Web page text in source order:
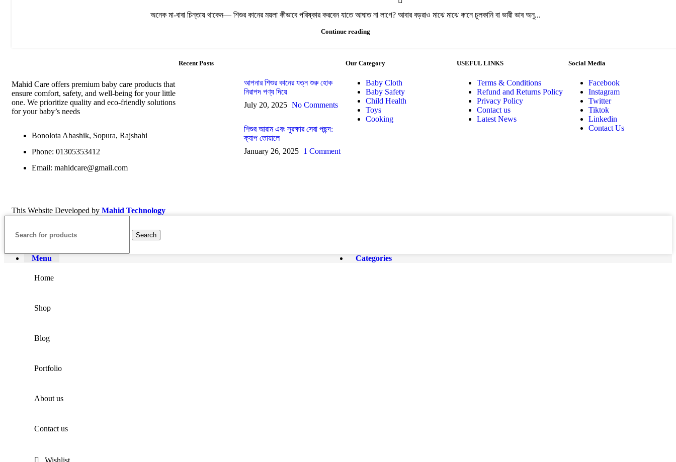
অনেক মা-বাবা চিন্তায় থাকেন— শিশুর কানের ময়লা কীভাবে পরিষ্কার করবেন যাতে আঘাত না লাগে? আবার বড়রাও মাঝে মাঝে কানে চুলকানি বা ভারী ভাব অনু...
Continue reading
Mahid Care offers premium baby care products that
ensure comfort, safety, and well-being for your little
one. We prioritize quality and eco-friendly solutions
for your baby’s needs
Bonolota Abashik, Sopura, Rajshahi
Phone: 01305353412
Email: mahidcare@gmail.com
Recent Posts
আপনার শিশুর কানের যত্ন শুরু হোক
নিরাপদ পণ্য দিয়ে
July 20, 2025 No Comments
শিশুর আরাম এবং সুরক্ষার সেরা পছন্দ:
ক্যাপ তোয়ালে
January 26, 2025 1 Comment
Our Category
Baby Cloth
Baby Safety
Child Health
Toys
Cooking
USEFUL LINKS
Terms & Conditions
Refund and Returns Policy
Privacy Policy
Contact us
Latest News
Social Media
Facebook
Instagram
Twitter
Tiktok
Linkedin
Contact Us
This Website Developed by Mahid Technology
Search
Menu Categories
Home
Shop
Blog
Portfolio
About us
Contact us